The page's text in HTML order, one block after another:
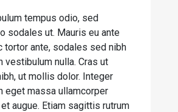
tempus odio, sed
sodales ut. Mauris eu ante
tortor ante, sodales sed nibh
vestibulum nulla. Cras ut
ut mollis dolor. Integer
eget massa ullamcorper
augue. Etiam sagittis rutrum